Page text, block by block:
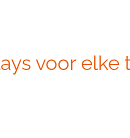
voor elke